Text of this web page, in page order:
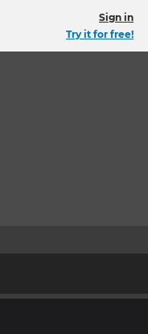
Sign in
Try it for free!